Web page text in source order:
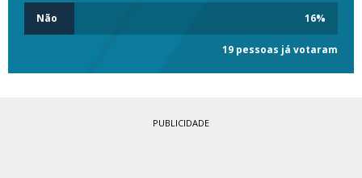
Não 16%
19 pessoas já votaram
PUBLICIDADE